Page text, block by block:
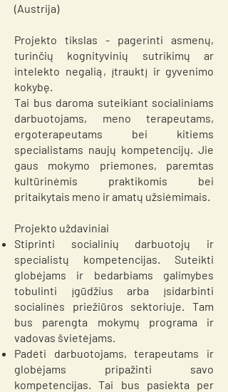
(Austrija)
Projekto tikslas - pagerinti asmenų,
turinčių kognityvinių sutrikimų ar
intelekto negalią, įtrauktį ir gyvenimo
kokybę.
Tai bus daroma suteikiant socialiniams
darbuotojams, meno terapeutams,
ergoterapeutams bei kitiems
specialistams naujų kompetencijų. Jie
gaus mokymo priemones, paremtas
kultūrinėmis praktikomis bei
pritaikytais meno ir amatų užsiėmimais.
Projekto uždaviniai
Stiprinti socialinių darbuotojų ir
specialistų kompetencijas. Suteikti
globėjams ir bedarbiams galimybes
tobulinti įgūdžius arba įsidarbinti
socialinės priežiūros sektoriuje. Tam
bus parengta mokymų programa ir
vadovas švietėjams.
Padėti darbuotojams, terapeutams ir
globėjams pripažinti savo
kompetencijas. Tai bus pasiekta per